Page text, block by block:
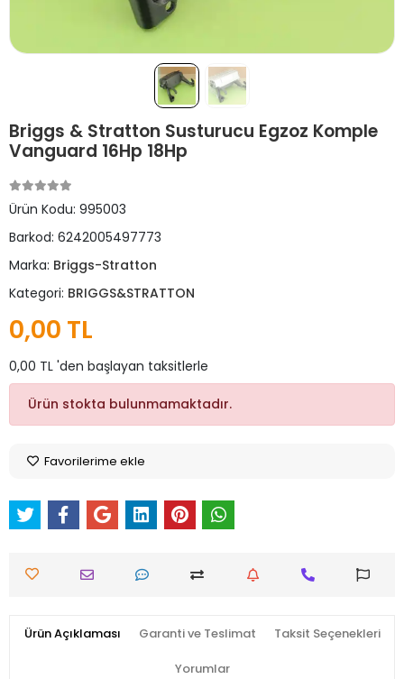
Briggs & Stratton Susturucu Egzoz Komple
Vanguard 16Hp 18Hp
Ürün Kodu: 995003
Barkod: 6242005497773
Marka: Briggs-Stratton
Kategori: BRIGGS&STRATTON
0,00 TL
0,00 TL 'den başlayan taksitlerle
Ürün stokta bulunmamaktadır.
Favorilerime ekle
Ürün Açıklaması Garanti ve Teslimat Taksit Seçenekleri
Yorumlar